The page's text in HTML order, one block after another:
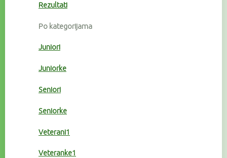
Rezultati
Po kategorijama
Juniori
Juniorke
Seniori
Seniorke
Veterani1
Veteranke1